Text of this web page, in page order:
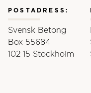
POSTADRESS:
Svensk Betong
Box 55684
102 15 Stockholm